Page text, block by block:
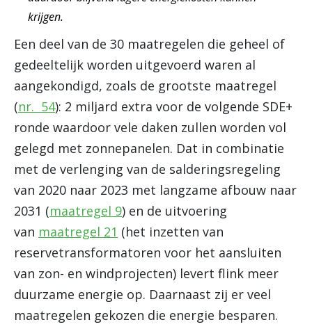
krijgen.
Een deel van de 30 maatregelen die geheel of
gedeeltelijk worden uitgevoerd waren al
aangekondigd, zoals de grootste maatregel
(nr. 54): 2 miljard extra voor de volgende SDE+
ronde waardoor vele daken zullen worden vol
gelegd met zonnepanelen. Dat in combinatie
met de verlenging van de salderingsregeling
van 2020 naar 2023 met langzame afbouw naar
2031 (maatregel 9) en de uitvoering
van maatregel 21 (het inzetten van
reservetransformatoren voor het aansluiten
van zon- en windprojecten) levert flink meer
duurzame energie op. Daarnaast zij er veel
maatregelen gekozen die energie besparen.